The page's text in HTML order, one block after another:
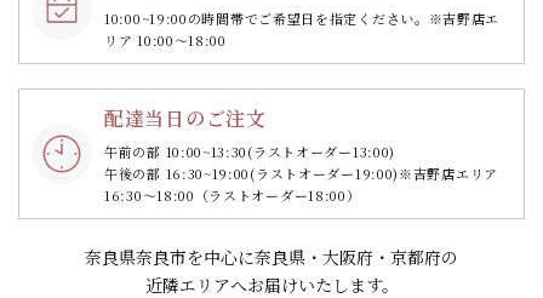
10:00~19:00の時間帯でご希望日を指定ください。 ※吉野店エ
リア 10:00～18:00
配達当日のご注文
午前の部 10:00~13:30(ラストオーダー13:00)
午後の部 16:30~19:00(ラストオーダー19:00)※吉野店エリア
16:30～18:00（ラストオーダー18:00）
奈良県奈良市を中心に奈良県・大阪府・京都府の
近隣エリアへお届けいたします。